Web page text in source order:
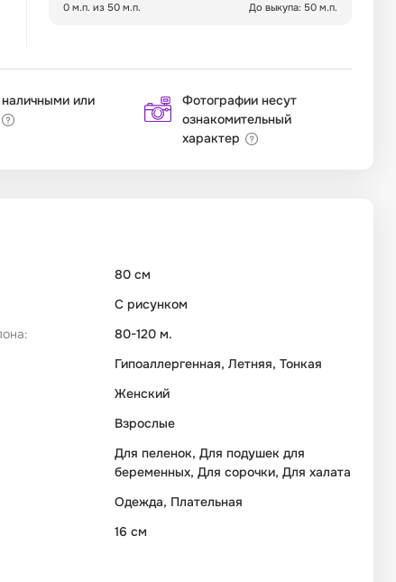
0 м.п. из 50 м.п. До выкупа: 50 м.п.
или
Фотографии несут
ознакомительный
характер
80 см
С рисунком
80-120 м.
Гипоаллергенная, Летняя, Тонкая
Женский
Взрослые
Для пеленок, Для подушек для
беременных, Для сорочки, Для халата
Одежда, Плательная
16 см